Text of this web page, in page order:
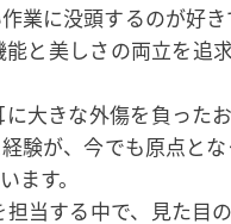
業に没頭するのが好
と美しさの両立を追
大きな外傷を負った
験が、今でも原点と
ます。
当する中で、見た目